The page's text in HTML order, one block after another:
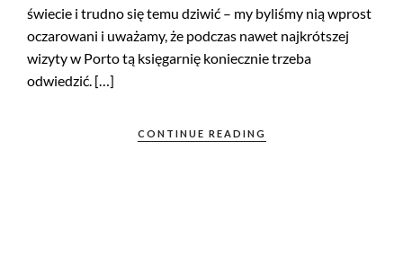
świecie i trudno się temu dziwić – my byliśmy nią wprost
oczarowani i uważamy, że podczas nawet najkrótszej
wizyty w Porto tą księgarnię koniecznie trzeba
odwiedzić. […]
CONTINUE READING